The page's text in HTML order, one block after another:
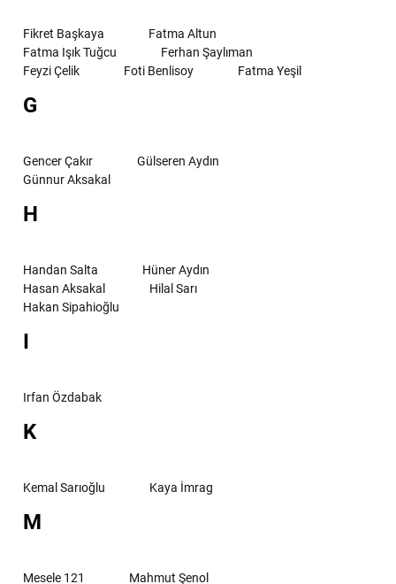
Fikret Başkaya
Fatma Altun
Fatma Işık Tuğcu
Ferhan Şaylıman
Feyzi Çelik
Foti Benlisoy Fatma Yeşil
G
Gencer Çakır
Gülseren Aydın
Günnur Aksakal
H
Handan Salta
Hüner Aydın
Hasan Aksakal
Hilal Sarı
Hakan Sipahioğlu
I
Irfan Özdabak
K
Kemal Sarıoğlu Kaya İmrag
M
Mesele 121
Mahmut Şenol